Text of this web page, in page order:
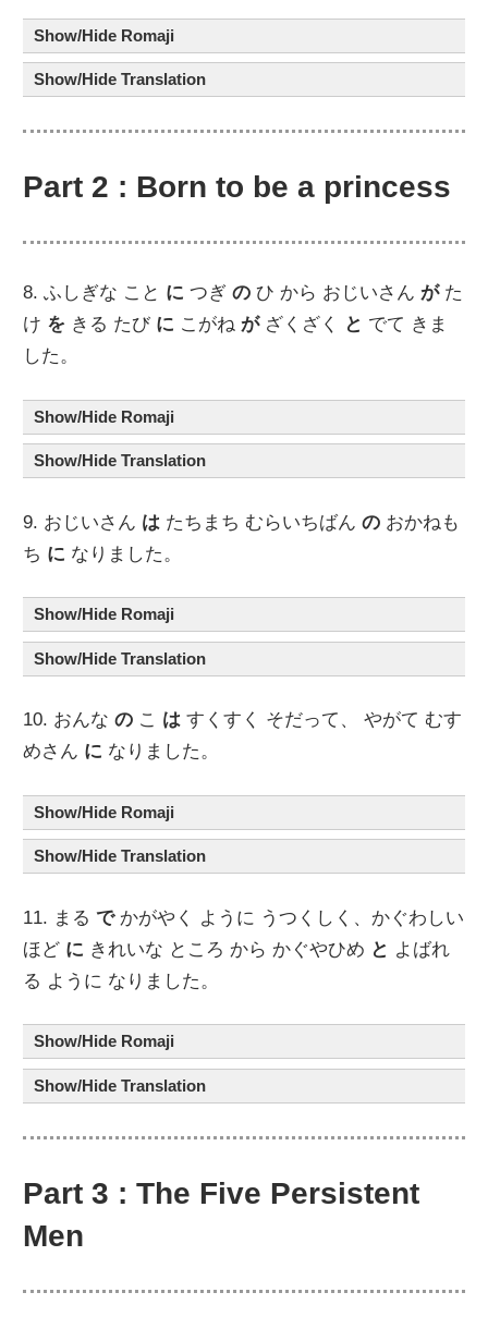
Show/Hide Romaji
Show/Hide Translation
Part 2 : Born to be a princess
8. ふしぎな こと に つぎの ひ から おじいさんがた
け を きる たび に こがねがざくざく と でて きま
した。
Show/Hide Romaji
Show/Hide Translation
9. おじいさん は たちまち むらいちばんの おかねも
ち に なりました。
Show/Hide Romaji
Show/Hide Translation
10. おんなの こ は すくすく そだって、 やがて むす
めさん に なりました。
Show/Hide Romaji
Show/Hide Translation
11. まるでかがやく ように うつくしく、かぐわしい
ほど に きれいな ところ から かぐやひめ と よばれ
る ように なりました。
Show/Hide Romaji
Show/Hide Translation
Part 3 : The Five Persistent
Men